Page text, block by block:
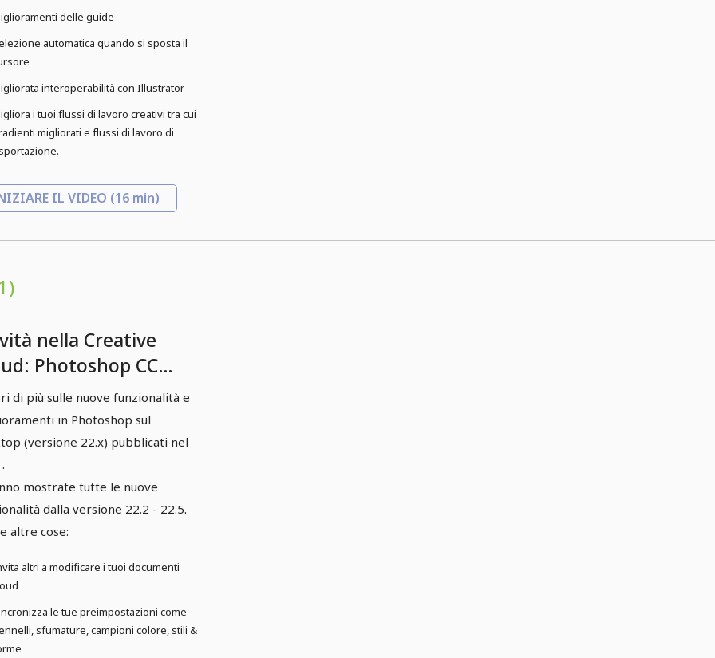
delle guide
automatica quando si sposta il
interoperabilità con Illustrator
i tuoi flussi di lavoro creativi tra cui
migliorati e flussi di lavoro di
IL VIDEO (16 min)
nella Creative
Photoshop CC
(febbraio, maggio e
2021)
di più sulle nuove funzionalità e
in Photoshop sul
(versione 22.x) pubblicati nel
mostrate tutte le nuove
dalla versione 22.2 - 22.5.
altre cose:
altri a modificare i tuoi documenti
le tue preimpostazioni come
sfumature, campioni colore, stili &